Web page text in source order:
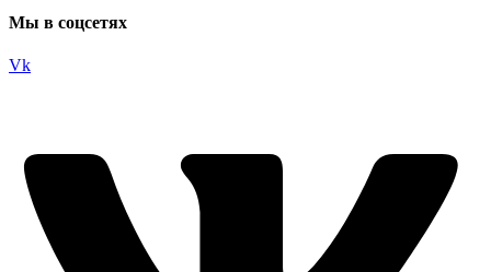
Мы в соцсетях
Vk